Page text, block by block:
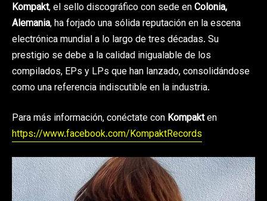
Kompakt, el sello discográfico con sede enColonia,
Alemania, ha forjado una sólida reputación en la escena
electrónica mundial a lo largo de tres décadas. Su
prestigio se debe a la calidad inigualable de los
compilados, EPs y LPs que han lanzado, consolidándose
como una referencia indiscutible en la industria.
Para más información, conéctate con Kompakten
https://www.facebook.com/KompaktRecords